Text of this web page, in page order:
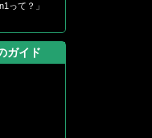
って？」
ガイド